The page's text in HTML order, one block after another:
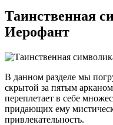
Таинственная
Иерофант
В данном разделе мы
скрытой за пятым
переплетает в себе
придающих ему
привлекательность.